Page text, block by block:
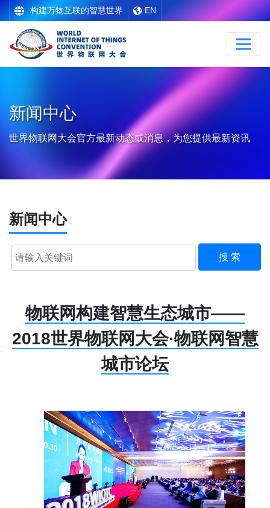
构建万物互联的智慧世界 EN
新闻中心
世界物联网大会官方最新动态或消息，为您提供最新资讯
新闻中心
搜 索
物联网构建智慧生态城市——
2018世界物联网大会·物联网智慧
城市论坛